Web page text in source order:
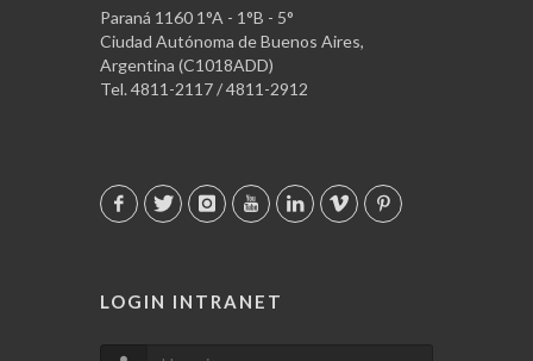
Paraná 1160 1°A - 1°B - 5°
Ciudad Autónoma de Buenos Aires,
Argentina (C1018ADD)
Tel. 4811-2117 / 4811-2912
LOGIN INTRANET